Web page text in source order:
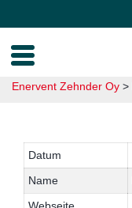
Enervent Zehnder Oy >
Datum
Name